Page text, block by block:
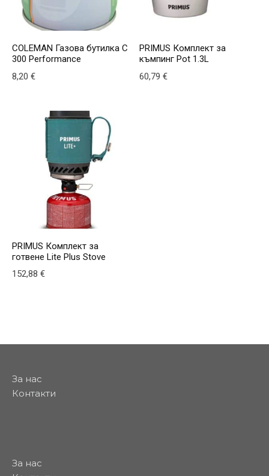
COLEMAN Газова бутилка C
300 Performance
8,20 €
PRIMUS Комплект за
къмпинг Pot 1.3L
60,79€
PRIMUS Комплект за
готвене Lite Plus Stove
152,88 €
За нас
Контакти
За нас